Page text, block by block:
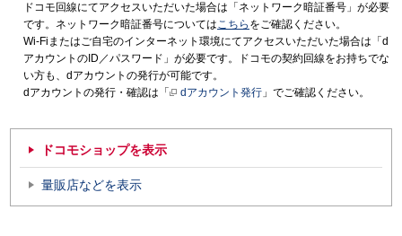
ドコモ回線にてアクセスいただいた場合は「ネットワーク暗証番号」が必要
です。ネットワーク暗証番号についてはこちら をご確認ください。
Wi-Fiまたはご自宅のインターネット環境にてアクセスいただいた場合は「d
アカウントのID／パスワード」が必要です。ドコモの契約回線をお持ちでな
い方も、dアカウントの発行が可能です。
dアカウントの発行・確認は「
dアカウント発行 」でご確認ください。
ドコモショップを表示
量販店などを表示